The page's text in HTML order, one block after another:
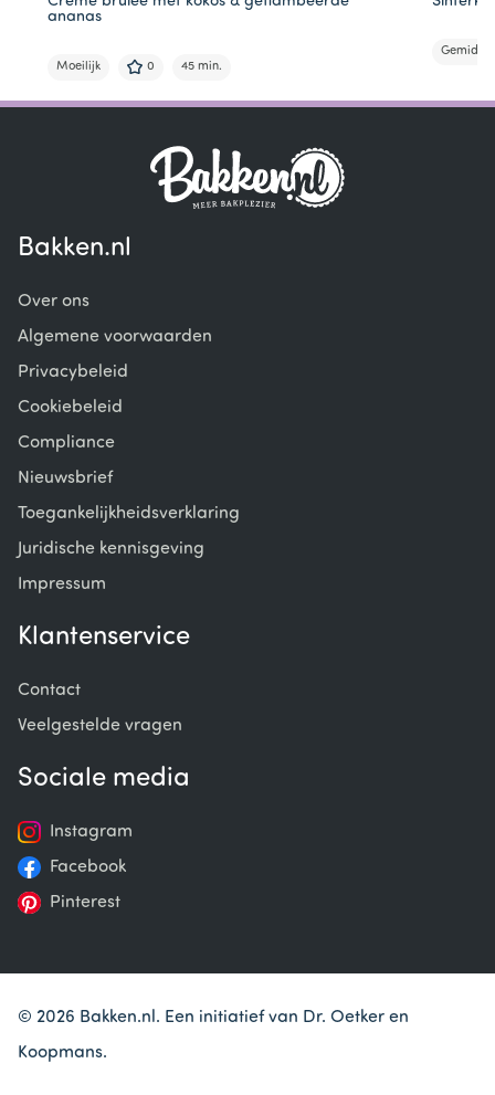
ananas
Moeilijk 0 45 min.
Bakken.nl
Over ons
Algemene voorwaarden
Privacybeleid
Cookiebeleid
Compliance
Nieuwsbrief
Toegankelijkheidsverklaring
Juridische kennisgeving
Impressum
Klantenservice
Contact
Veelgestelde vragen
Sociale media
Instagram
Facebook
Pinterest
© 2026 Bakken.nl. Een initiatief van Dr. Oetker en
Koopmans.